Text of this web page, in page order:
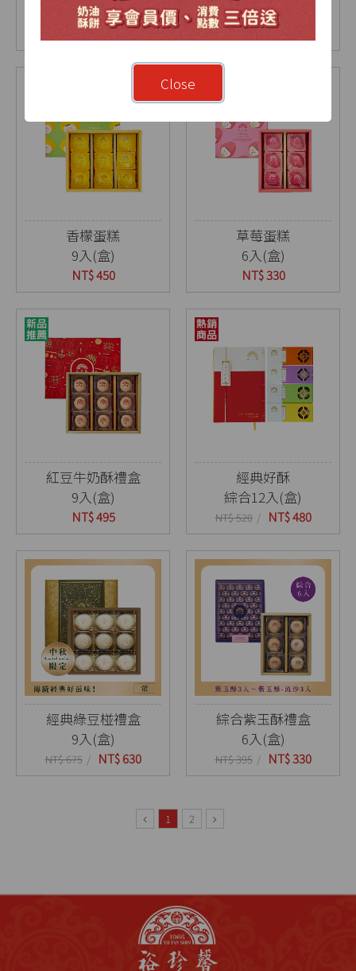
月-雙層A禮盒
18入(盒)
NT$ 1030
9入(盒)
NT$ 675 NT$ 630
香檬蛋糕
9入(盒)
NT$ 450
草莓蛋糕
6入(盒)
NT$ 330
紅豆牛奶酥禮盒
9入(盒)
NT$ 495
經典好酥
綜合12入(盒)
NT$ 520 NT$ 480
經典綠豆椪禮盒
9入(盒)
NT$ 675 NT$ 630
綜合紫玉酥禮盒
6入(盒)
NT$ 395 NT$ 330
1 2
Close